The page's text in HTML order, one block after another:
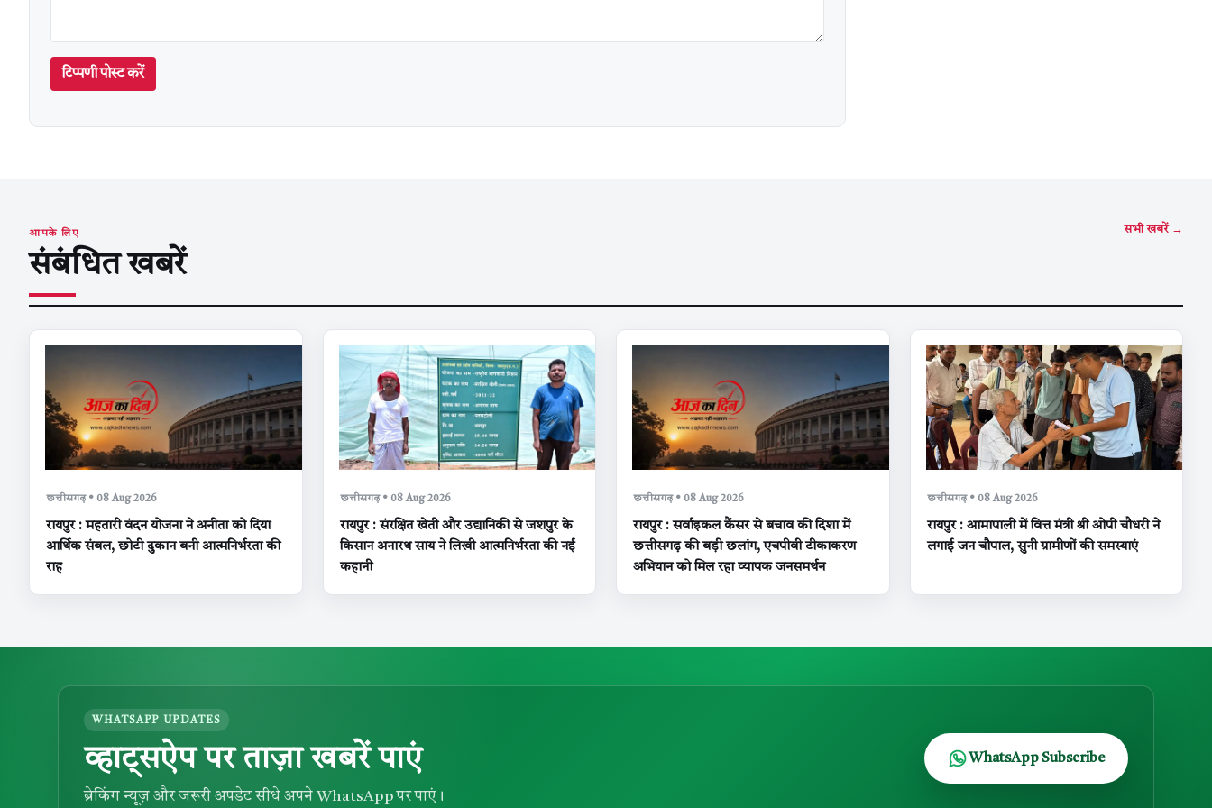
टिप्पणी पोस्ट करें
आपके लिए
संबंधित खबरें
सभी खबरें →
छत्तीसगढ़ • 08 Aug 2026
रायपुर : महतारी वंदन योजना ने अनीता को दिया
आर्थिक संबल, छोटी दुकान बनी आत्मनिर्भरता की
राह
छत्तीसगढ़ • 08 Aug 2026
रायपुर : संरक्षित खेती और उद्यानिकी से जशपुर के
किसान अनारथ साय ने लिखी आत्मनिर्भरता की नई
कहानी
छत्तीसगढ़ • 08 Aug 2026
रायपुर : सर्वाइकल कैंसर से बचाव की दिशा में
छत्तीसगढ़ की बड़ी छलांग, एचपीवी टीकाकरण
अभियान को मिल रहा व्यापक जनसमर्थन
छत्तीसगढ़ • 08 Aug 2026
रायपुर : आमापाली में वित्त मंत्री श्री ओपी चौधरी ने
लगाई जन चौपाल, सुनी ग्रामीणों की समस्याएं
WHATSAPP UPDATES
व्हाट्सऐप पर ताज़ा खबरें पाएं
ब्रेकिंग न्यूज़ और जरूरी अपडेट सीधे अपने WhatsApp पर पाएं।
WhatsApp Subscribe